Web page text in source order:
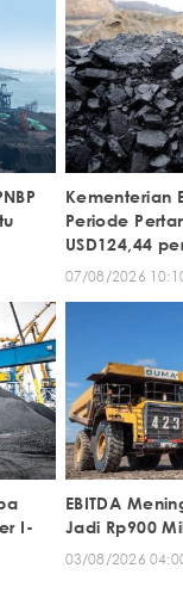
Kementerian
Periode
USD124,44
07/08/2026
I-
EBITDA
Jadi Rp900
03/08/2026